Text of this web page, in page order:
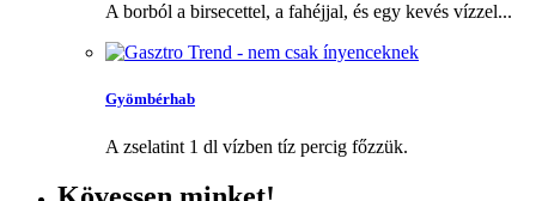
A borból a birsecettel, a fahéjjal, és egy kevés vízzel...
Gyömbérhab
A zselatint 1 dl vízben tíz percig főzzük.